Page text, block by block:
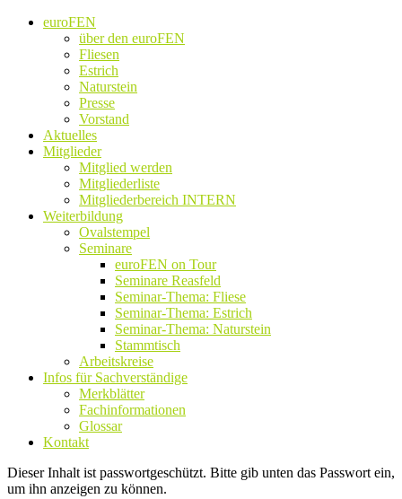
euroFEN
über den euroFEN
Fliesen
Estrich
Naturstein
Presse
Vorstand
Aktuelles
Mitglieder
Mitglied werden
Mitgliederliste
Mitgliederbereich INTERN
Weiterbildung
Ovalstempel
Seminare
euroFEN on Tour
Seminare Reasfeld
Seminar-Thema: Fliese
Seminar-Thema: Estrich
Seminar-Thema: Naturstein
Stammtisch
Arbeitskreise
Infos für Sachverständige
Merkblätter
Fachinformationen
Glossar
Kontakt
Dieser Inhalt ist passwortgeschützt. Bitte gib unten das Passwort ein,
um ihn anzeigen zu können.